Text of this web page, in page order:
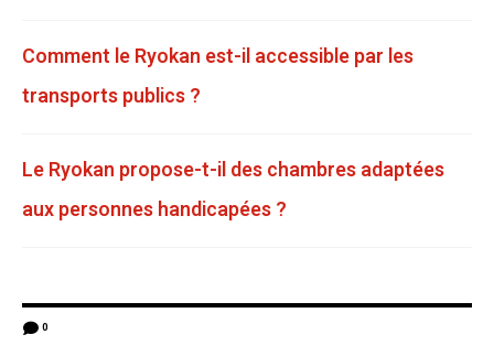
Comment le Ryokan est-il accessible par les
transports publics ?
Le Ryokan propose-t-il des chambres adaptées
aux personnes handicapées ?
0